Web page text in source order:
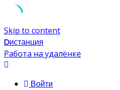
Skip to content
Dистанция
Работа на удалёнке
Войти